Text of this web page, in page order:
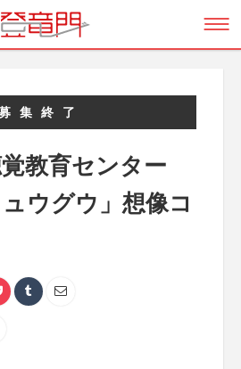
集終了
教育センター
ュウグウ」想像コ